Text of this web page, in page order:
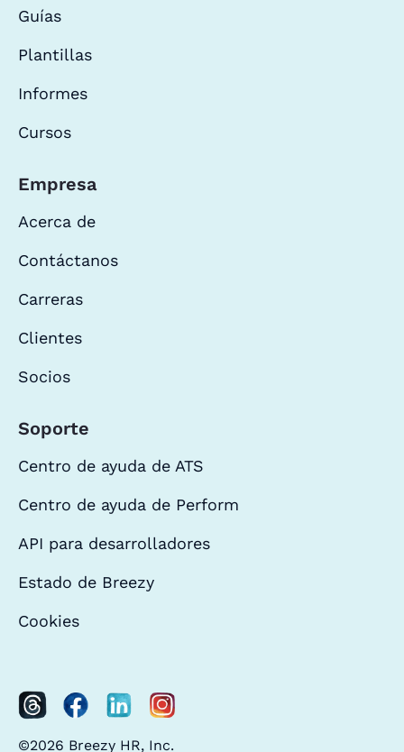
Guías
Plantillas
Informes
Cursos
Empresa
Acerca de
Contáctanos
Carreras
Clientes
Socios
Soporte
Centro de ayuda de ATS
Centro de ayuda de Perform
API para desarrolladores
Estado de Breezy
Cookies
©2026 Breezy HR, Inc.